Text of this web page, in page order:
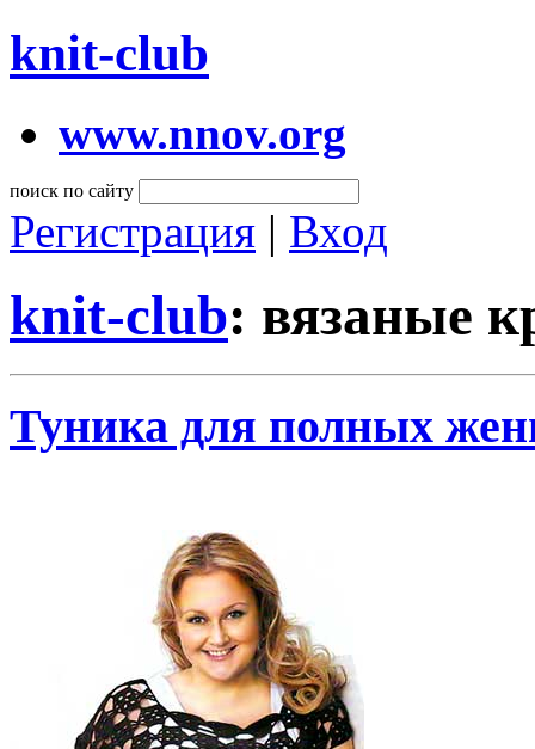
knit-club
www.nnov.org
поиск по сайту
Регистрация | Вход
knit-club: вязаные
Туника для полных